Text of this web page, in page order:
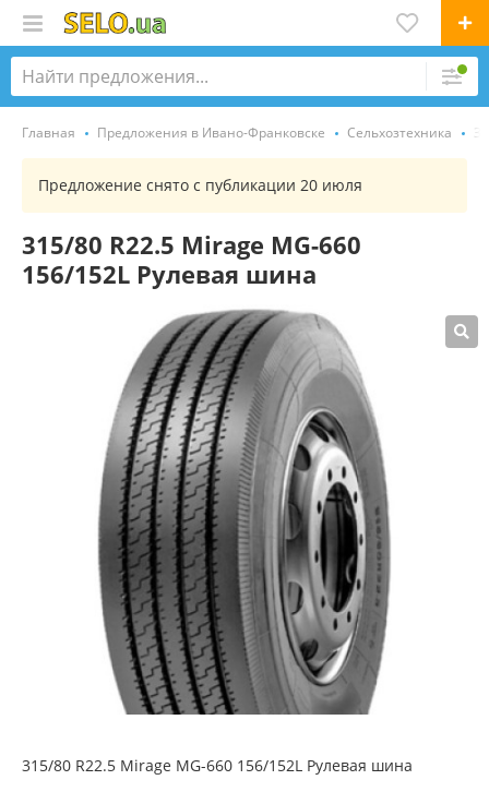
Главная Предложения в Ивано-Франковске Сельхозтехника
Предложение снято с публикации 20 июля
315/80 R22.5 Mirage MG-660
156/152L Рулевая шина
315/80 R22.5 Mirage MG-660 156/152L Рулевая шина